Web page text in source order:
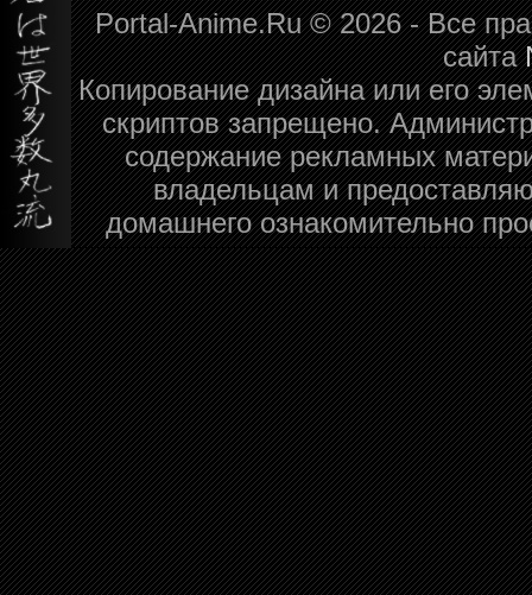
Portal-Anime.Ru © 2026 - Все
сайта
Копирование дизайна или его
скриптов запрещено.
содержание рекламных
владельцам и
домашнего ознакомительно